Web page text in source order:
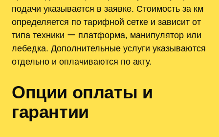
подачи указывается в заявке. Стоимость за км
определяется по тарифной сетке и зависит от
типа техники ー платформа, манипулятор или
лебедка. Дополнительные услуги указываются
отдельно и оплачиваются по акту.
Опции оплаты и
гарантии